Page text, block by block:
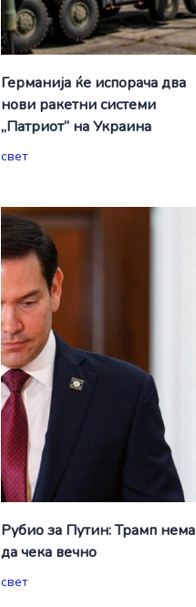
Германија ќе испорача два
нови ракетни системи
„Патриот“ на Украина
свет
Рубио за Путин: Трамп нема
да чека вечно
свет